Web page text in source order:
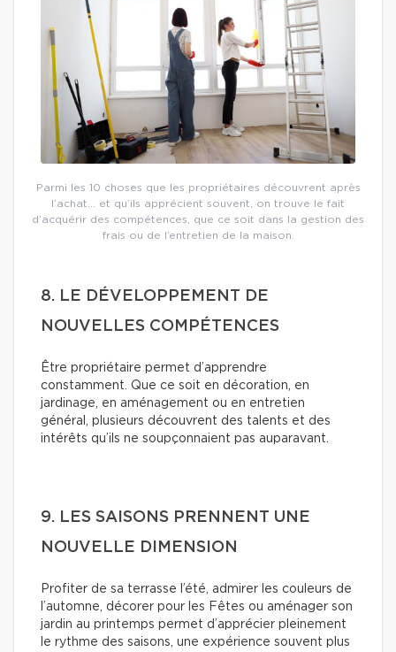
Parmi les 10 choses que les propriétaires découvrent après
l’achat… et qu’ils apprécient souvent, on trouve le fait
d’acquérir des compétences, que ce soit dans la gestion des
frais ou de l’entretien de la maison.
8. LE DÉVELOPPEMENT DE
NOUVELLES COMPÉTENCES
Être propriétaire permet d’apprendre
constamment. Que ce soit en décoration, en
jardinage, en aménagement ou en entretien
général, plusieurs découvrent des talents et des
intérêts qu’ils ne soupçonnaient pas auparavant.
9. LES SAISONS PRENNENT UNE
NOUVELLE DIMENSION
Profiter de sa terrasse l’été, admirer les couleurs de
l’automne, décorer pour les Fêtes ou aménager son
jardin au printemps permet d’apprécier pleinement
le rythme des saisons, une expérience souvent plus